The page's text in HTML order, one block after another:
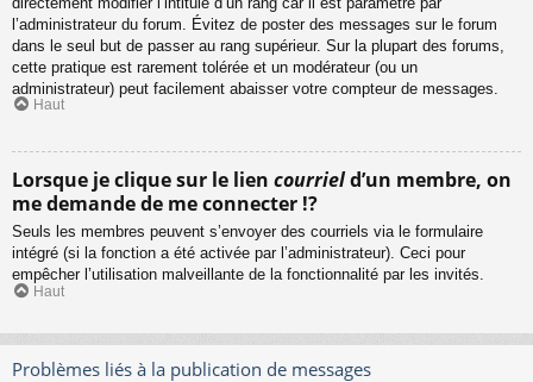
l’administrateur du forum. Évitez de poster des messages sur le forum
dans le seul but de passer au rang supérieur. Sur la plupart des forums,
cette pratique est rarement tolérée et un modérateur (ou un
administrateur) peut facilement abaisser votre compteur de messages.
Haut
Lorsque je clique sur le lien courrield’un membre, on
me demande de me connecter !?
Seuls les membres peuvent s’envoyer des courriels via le formulaire
intégré (si la fonction a été activée par l’administrateur). Ceci pour
empêcher l’utilisation malveillante de la fonctionnalité par les invités.
Haut
Problèmes liés à la publication de messages